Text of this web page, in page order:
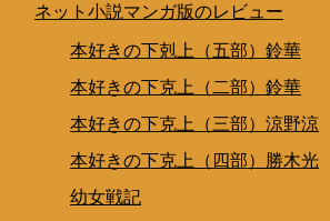
ネット小説マンガ版のレビュー
本好きの下剋上（五部）鈴華
本好きの下克上（二部）鈴華
本好きの下克上（三部）涼野涼
本好きの下克上（四部）勝木光
幼女戦記